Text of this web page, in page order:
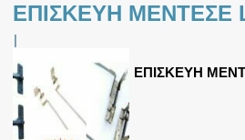
ΕΠΙΣΚΕΥΗ ΜΕΝΤΕΣΕ
|
ΕΠΙΣΚΕΥΗ